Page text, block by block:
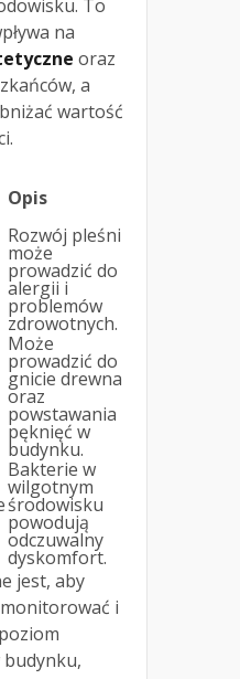
To
na
oraz
a
wartość
Opis
Rozwój pleśni
może
prowadzić do
alergii i
problemów
zdrowotnych.
Może
prowadzić do
gnicie drewna
oraz
powstawania
pęknięć w
budynku.
Bakterie w
wilgotnym
środowisku
powodują
odczuwalny
dyskomfort.
jest, aby
i